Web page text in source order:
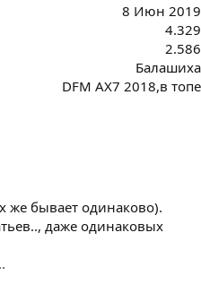
8 Июн 2019
4.329
2.586
Балашиха
DFM AX7 2018,в топе
же бывает одинаково).
даже одинаковых